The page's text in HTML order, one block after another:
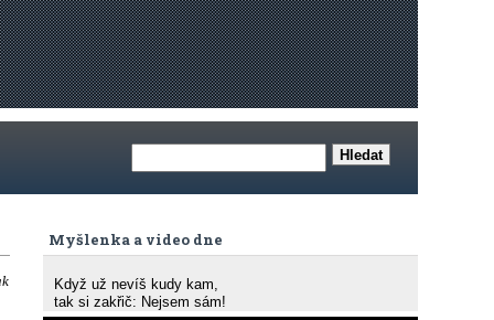
Myšlenka a video dne
Když už nevíš kudy kam,
tak si zakřič: Nejsem sám!